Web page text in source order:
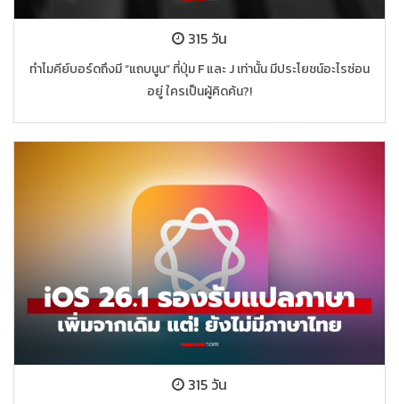
315 วัน
ทำไมคีย์บอร์ดถึงมี “แถบนูน” ที่ปุ่ม F และ J เท่านั้น มีประโยชน์อะไรซ่อน
อยู่ ใครเป็นผู้คิดค้น?!
315 วัน